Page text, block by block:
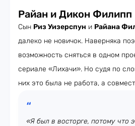
Райан и Дикон Филипп
Сын Риз Уизерспун и Райана
далеко не новичок. Наверняка
возможность сняться в одном
сериале «Лихачи». Но судя по
них это была не работа, а
«Я был в восторге, потому что